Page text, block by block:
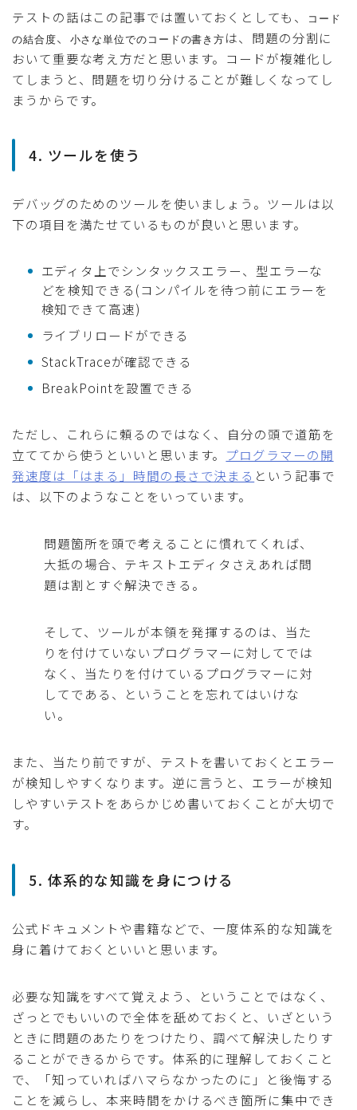
テストの話はこの記事では置いておくとしても、
コード
の結合度、 小さな単位でのコードの書き方 は、問題の分割に
おいて重要な考え方だと思います。コードが複雑化し
てしまうと、問題を切り分けることが難しくなってし
まうからです。
4. ツールを使う
デバッグのためのツールを使いましょう。ツールは以
下の項目を満たせているものが良いと思います。
エディタ上でシンタックスエラー、型エラーな
どを検知できる(コンパイルを待つ前にエラーを
検知できて高速)
ライブリロードができる
StackTraceが確認できる
BreakPointを設置できる
ただし、これらに頼るのではなく、自分の頭で道筋を
立ててから使うといいと思います。 プログラマーの開
発速度は「はまる」時間の長さで決まる という記事で
は、以下のようなことをいっています。
問題箇所を頭で考えることに慣れてくれば、
大抵の場合、テキストエディタさえあれば問
題は割とすぐ解決できる。
そして、ツールが本領を発揮するのは、当た
りを付けていないプログラマーに対してでは
なく、当たりを付けているプログラマーに対
してである、ということを忘れてはいけな
い。
また、当たり前ですが、テストを書いておくとエラー
が検知しやすくなります。逆に言うと、エラーが検知
しやすいテストをあらかじめ書いておくことが大切で
す。
5. 体系的な知識を身につける
公式ドキュメントや書籍などで、一度体系的な知識を
身に着けておくといいと思います。
必要な知識をすべて覚えよう、ということではなく、
ざっとでもいいので全体を舐めておくと、いざという
ときに問題のあたりをつけたり、調べて解決したりす
ることができるからです。体系的に理解しておくこと
で、「知っていればハマらなかったのに」と後悔する
ことを減らし、本来時間をかけるべき箇所に集中でき